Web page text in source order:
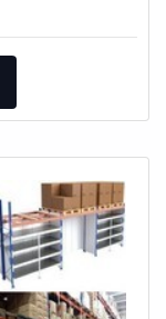
e
de
de ponta a